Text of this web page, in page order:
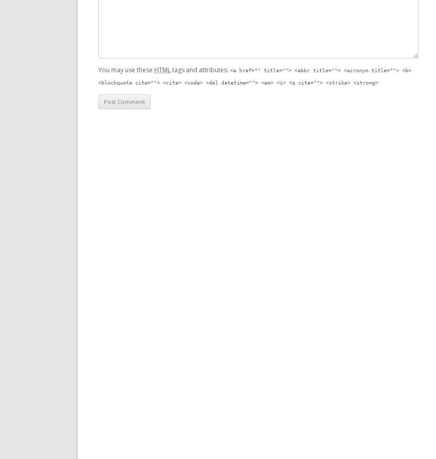
You may use these HTMLtags and attributes: <a href="" title=""> <abbr title=""> <acronym title=""> <b>
<blockquote cite=""> <cite> <code> <del datetime=""> <em> <i> <q cite=""> <strike> <strong>